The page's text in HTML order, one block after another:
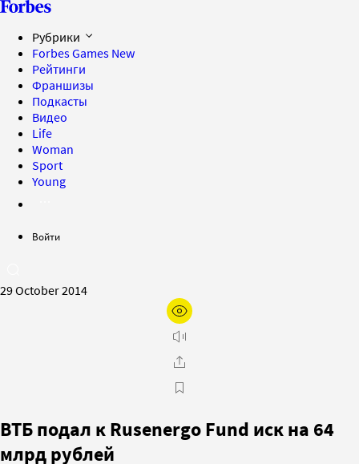
Рубрики
Forbes Games New
Рейтинги
Франшизы
Подкасты
Видео
Life
Woman
Sport
Young
Войти
29 October 2014
ВТБ подал к Rusenergo Fund иск на 64
млрд рублей